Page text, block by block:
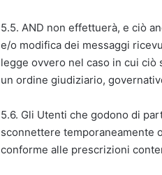
5.5. AND non effettuerà, e ciò
e/o modifica dei messaggi
legge ovvero nel caso in cui ciò
un ordine giudiziario,
5.6. Gli Utenti che godono di
sconnettere temporaneamente
conforme alle prescrizioni